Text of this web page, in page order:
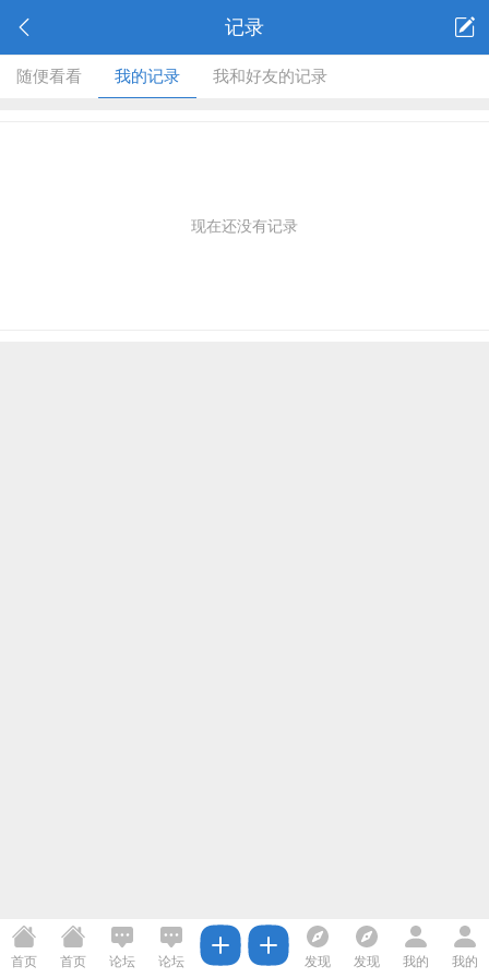
记录
随便看看 我的记录 我和好友的记录
现在还没有记录
首页 首页 论坛 论坛 发现 发现 我的 我的